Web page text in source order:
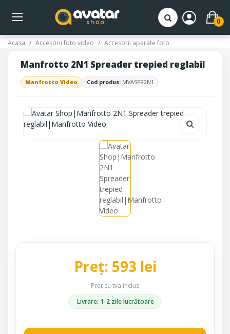
0
Acasa Accesorii foto video Accesorii aparate foto
Manfrotto 2N1 Spreader trepied reglabil
Manfrotto Video Cod produs: MVASPR2N1
Preț: 593 lei
Preț cu tva inclus
Livrare: 1-2 zile lucrătoare